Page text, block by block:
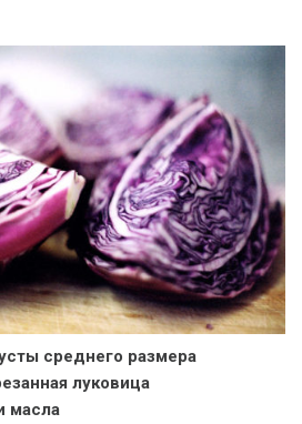
среднего размера
луковица
масла